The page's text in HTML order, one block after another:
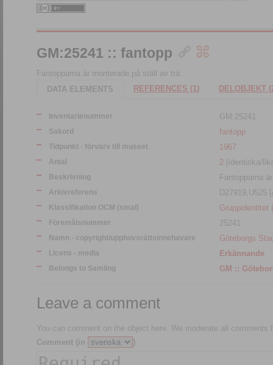
GM:25241 :: fantopp
Fantopparna är monterade på ställ av trä.
DATA ELEMENTS
REFERENCES (1) DELOBJEKT
Inventarienummer GM:25241
Sakord fantopp
Tidpunkt - förvärv till museet 1967
Antal 2[identiska/
Beskrivning Fantopparna
Arkivreferens D27919,U525
Klassifikation OCM (smal) Gruppidentitet
Föremålsnummer 25241
Namn - copyright/upphovsrättsinnehavare Göteborgs
Licens - media Erkännande
Belongs to Samling GM ::
Leave a comment
You can comment on the object here. We moderate all comments
Comment (in
)